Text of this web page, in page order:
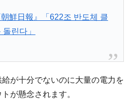
キットブレイカーの二段コンボ
源調査船『白嶺』は先進技術の
朝鮮日報』「622조 반도체 클
린다」
が十分でないのに大量の電力を
が懸念されます。